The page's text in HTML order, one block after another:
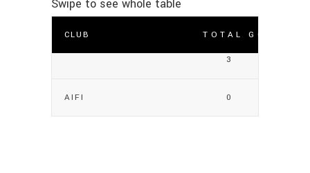
CLUB TOTAL GOLES
3
AIFI 0